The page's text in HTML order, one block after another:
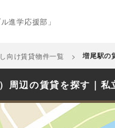
進学応援部」
向け賃貸物件一覧 増尾駅の
周辺の賃貸を探す｜